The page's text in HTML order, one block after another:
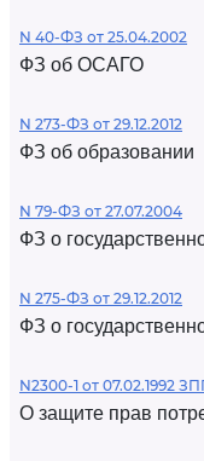
N 40-ФЗ от 25.04.2002
ФЗ об ОСАГО
N 273-ФЗ от 29.12.2012
ФЗ об образовании
N 79-ФЗ от 27.07.2004
ФЗ о
N 275-ФЗ от 29.12.2012
ФЗ о
N2300-1 от 07.02.1992
О защите прав